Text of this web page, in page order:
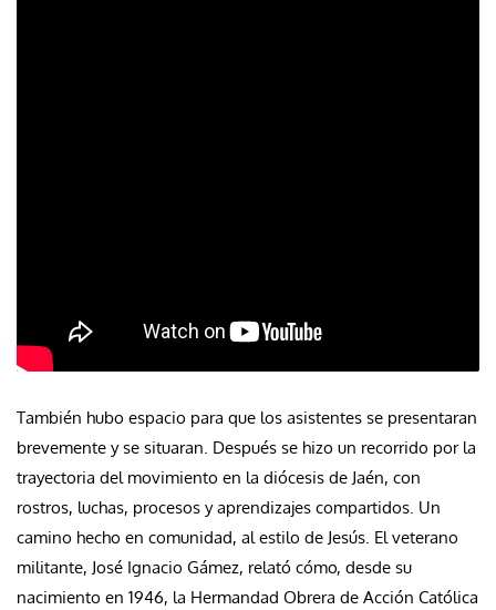
También hubo espacio para que los asistentes se presentaran
brevemente y se situaran. Después se hizo un recorrido por la
trayectoria del movimiento en la diócesis de Jaén, con
rostros, luchas, procesos y aprendizajes compartidos. Un
camino hecho en comunidad, al estilo de Jesús. El veterano
militante, José Ignacio Gámez, relató cómo, desde su
nacimiento en 1946, la Hermandad Obrera de Acción Católica